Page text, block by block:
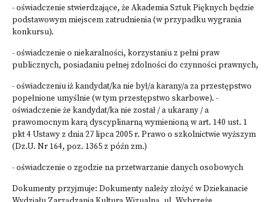
- oświadczenie stwierdzające, że Akademia Sztuk Pięknych będzie
podstawowym miejscem zatrudnienia (w przypadku wygrania
konkursu).
- oświadczenie o niekaralności, korzystaniu z pełni praw
publicznych, posiadaniu pełnej zdolności do czynności prawnych,
- oświadczeniu iż kandydat/ka nie był/a karany/a za przestępstwo
popełnione umyślnie (w tym przestępstwo skarbowe). -
oświadczenie że kandydat/ka nie został / a ukarany / a
prawomocnym karą dyscyplinarną wymienioną w art. 140 ust. 1
pkt 4 Ustawy z dnia 27 lipca 2005 r. Prawo o szkolnictwie wyższym
(Dz.U. Nr 164, poz. 1365 z późn zm.)
- oświadczenie o zgodzie na przetwarzanie danych osobowych
Dokumenty przyjmuje: Dokumenty należy złożyć w Dziekanacie